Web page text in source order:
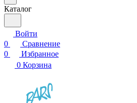
Каталог
Войти
0
Сравнение
0
Избранное
0 Корзина